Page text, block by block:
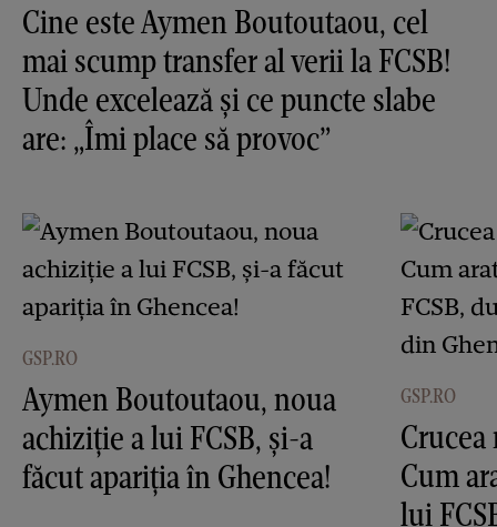
Cine este Aymen Boutoutaou, cel
mai scump transfer al verii la FCSB!
Unde excelează și ce puncte slabe
are: „Îmi place să provoc”
GSP.RO
Aymen Boutoutaou, noua
achiziție a lui FCSB, și-a
făcut apariția în Ghencea!
GSP.RO
Crucea
Cum
lui